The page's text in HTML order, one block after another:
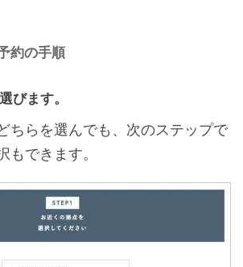
約の手順
ます。
ちらを選んでも、次のステップで
もできます。